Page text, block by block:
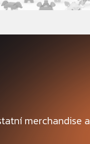
merchandise a